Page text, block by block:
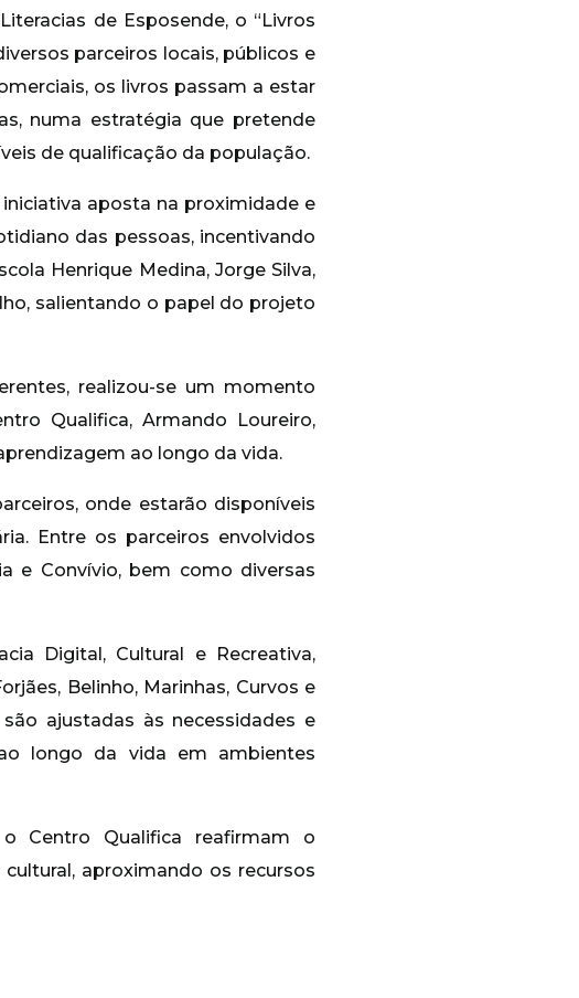
de Esposende, o “Livros
parceiros locais, públicos e
os livros passam a estar
numa estratégia que pretende
de qualificação da população.
iniciativa aposta na proximidade e
das pessoas, incentivando
Henrique Medina, Jorge Silva,
salientando o papel do projeto
realizou-se um momento
Qualifica, Armando Loureiro,
ao longo da vida.
onde estarão disponíveis
Entre os parceiros envolvidos
e Convívio, bem como diversas
Digital, Cultural e Recreativa,
Belinho, Marinhas, Curvos e
ajustadas às necessidades e
longo da vida em ambientes
Centro Qualifica reafirmam o
aproximando os recursos